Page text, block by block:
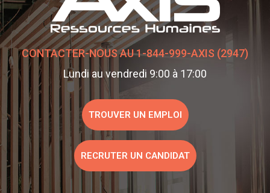
CONTACTER-NOUS AU 1-844-999-AXIS (2947)
Lundi au vendredi 9:00 à 17:00
TROUVER UN EMPLOI
RECRUTER UN CANDIDAT